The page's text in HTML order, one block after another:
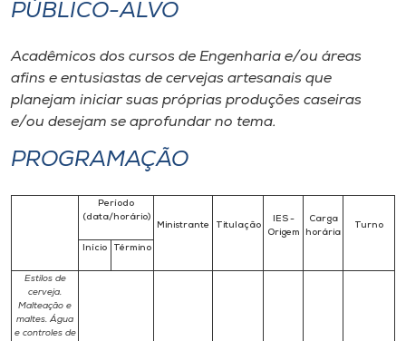
A+
A-
PÚBLICO-ALVO
Acadêmicos dos cursos de Engenharia e/ou áreas
afins e entusiastas de cervejas artesanais que
planejam iniciar suas próprias produções caseiras
e/ou desejam se aprofundar no tema.
PROGRAMAÇÃO
Período
(data/horário)
Ministrante
Titulação
IES -
Origem
Carga
horária
Turno
Início Término
Estilos de
cerveja.
Malteação e
maltes. Água
e controles de